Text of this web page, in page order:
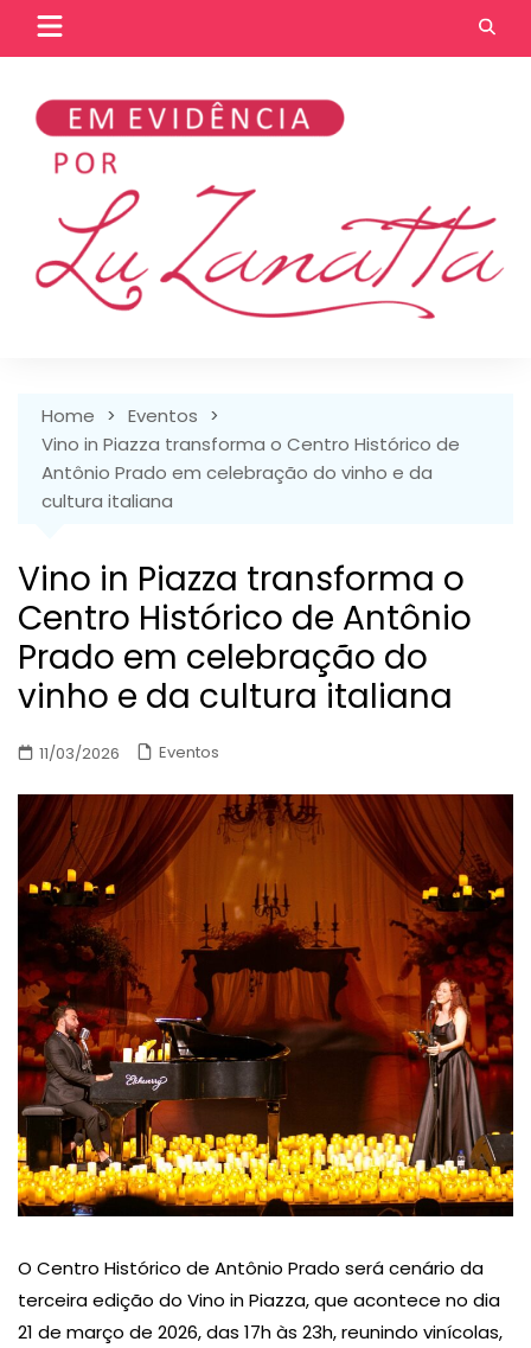
Home
Eventos
Vino in Piazza transforma o Centro Histórico de
Antônio Prado em celebração do vinho e da
cultura italiana
Vino in Piazza transforma o
Centro Histórico de Antônio
Prado em celebração do
vinho e da cultura italiana
11/03/2026 Eventos
O Centro Histórico de Antônio Prado será cenário da
terceira edição do Vino in Piazza, que acontece no dia
21 de março de 2026, das 17h às 23h, reunindo vinícolas,